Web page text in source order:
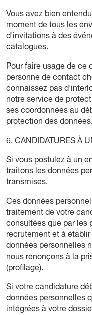
Vous avez bien
moment de tous les
d'invitations à des
catalogues.
Pour faire usage de ce
personne de contact
connaissez pas
notre service de
ses coordonnées au
protection des données.
6. CANDIDATURES À
Si vous postulez à un
traitons les données
transmises.
Ces données
traitement de votre
consultées que par les
recrutement et à
données personnelles
nous renonçons à la
(profilage).
Si votre candidature
données personnelles
intégrées à votre